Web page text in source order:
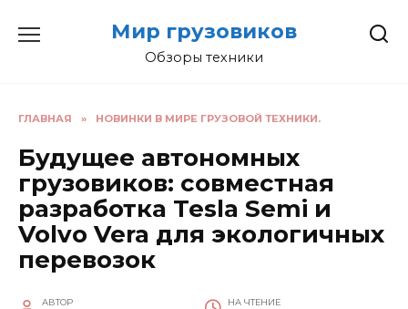
Мир грузовиков
Обзоры техники
ГЛАВНАЯ » НОВИНКИ В МИРЕ ГРУЗОВОЙ ТЕХНИКИ.
Будущее автономных
грузовиков: совместная
разработка Tesla Semi и
Volvo Vera для экологичных
перевозок
АВТОР НА ЧТЕНИЕ